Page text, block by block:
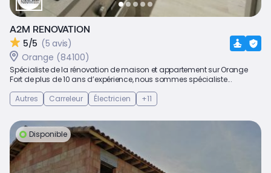
A2M RENOVATION
5/5 (5 avis)
Orange (84100)
Spécialiste de la rénovation de maison et appartement sur Orange
Fort de plus de 10 ans d’expérience, nous sommes spécialiste...
Autres
Carreleur Électricien +11
Disponible